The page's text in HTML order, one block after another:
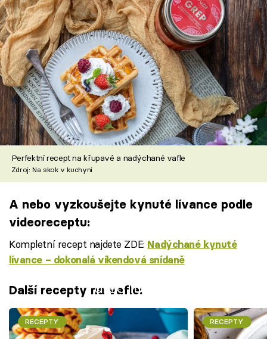
Perfektní recept na křupavé a nadýchané vafle
Zdroj: Na skok v kuchyni
A nebo vyzkoušejte kynuté lívance podle
videoreceptu:
Kompletní recept najdete ZDE: Nadýchané kynuté
lívance – dokonalá víkendová snídaně
Failed to fetch
Další recepty na vafle:
RECEPTY RECEPTY